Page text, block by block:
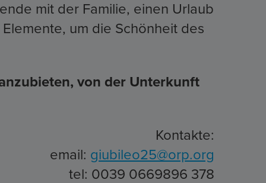
mit der Familie, einen Urlaub
um die Schönheit des
von der Unterkunft
Kontakte:
email: giubileo25@orp.org
tel: 0039 0669896 378